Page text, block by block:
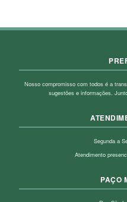
Nosso compromisso com todos é a
sugestões e informações.
Segunda a
Atendimento
PAÇO